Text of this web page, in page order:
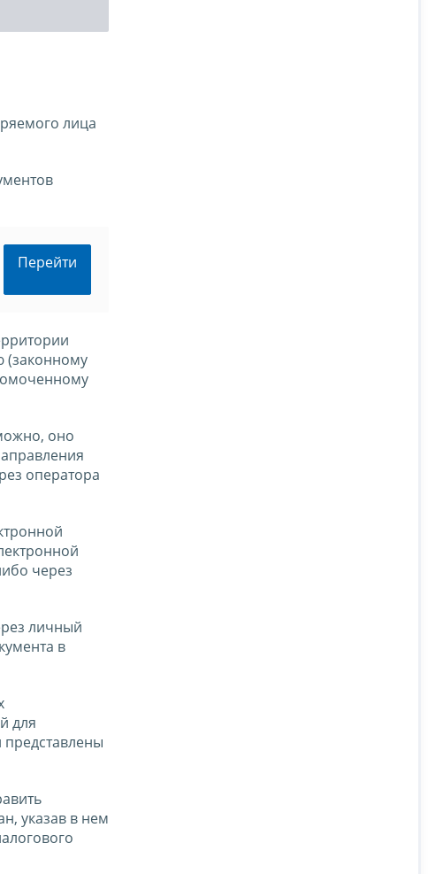
лица
Перейти
(законному
оно
оператора
через
личный
в
для
указав в нем